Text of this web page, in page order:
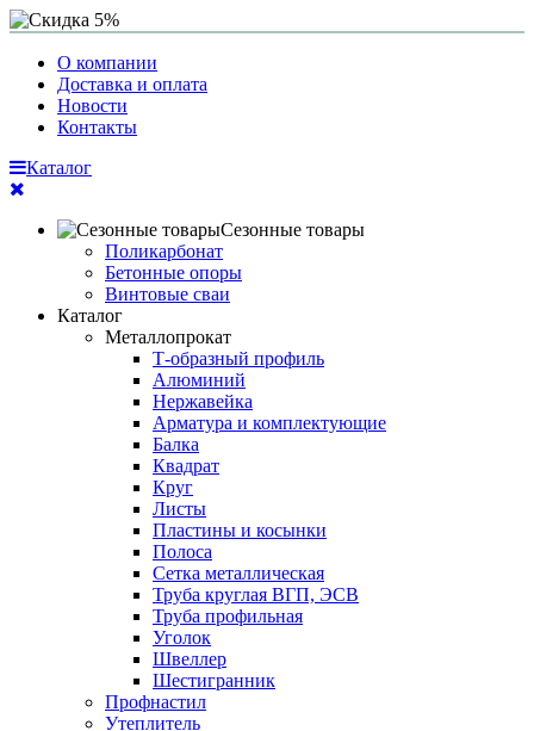
О компании
Доставка и оплата
Новости
Контакты
Каталог
Сезонные товары
Поликарбонат
Бетонные опоры
Винтовые сваи
Каталог
Металлопрокат
Т-образный профиль
Алюминий
Нержавейка
Арматура и комплектующие
Балка
Квадрат
Круг
Листы
Пластины и косынки
Полоса
Сетка металлическая
Труба круглая ВГП, ЭСВ
Труба профильная
Уголок
Швеллер
Шестигранник
Профнастил
Утеплитель